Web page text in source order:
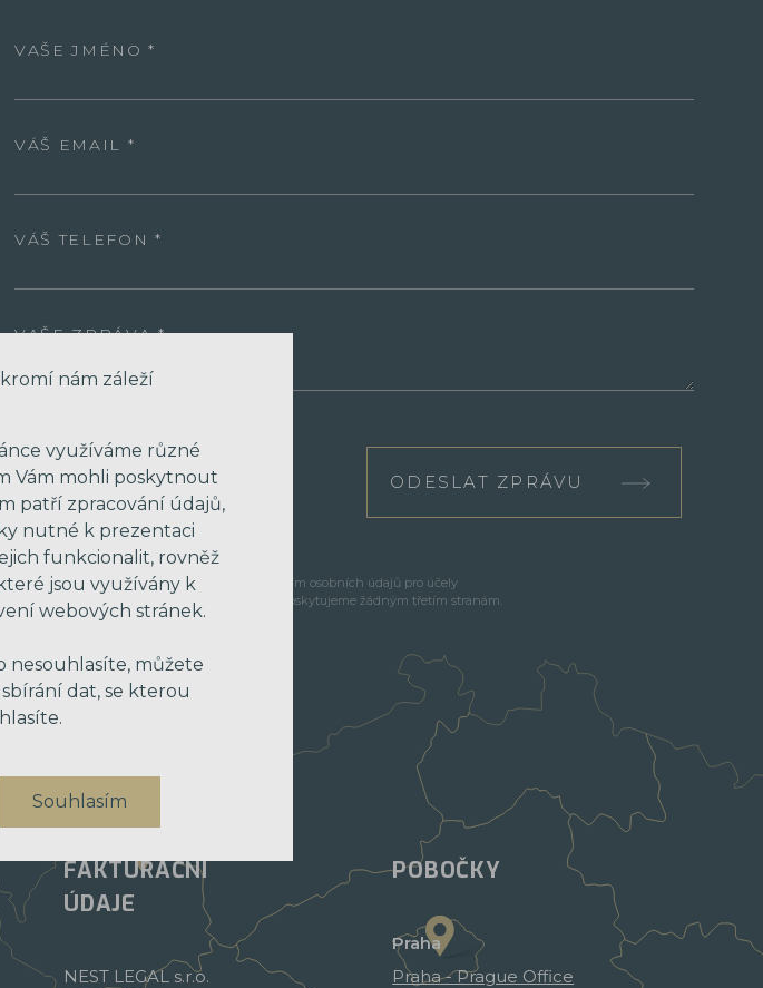
VAŠE JMÉNO
VÁŠ EMAIL
VÁŠ TELEFON
VAŠE ZPRÁVA
ODESLAT ZPRÁVU
* Odesláním formuláře souhlasím se zpracováním osobních údajů pro účely
obchodní nabídky. Vaše osobní údaje dále neposkytujeme žádným třetím stranám.
FAKTURAČNÍ
ÚDAJE
NEST LEGAL s.r.o.
POBOČKY
Praha
Praha - Prague Office
nám záleží
využíváme různé
Vám mohli poskytnout
patří zpracování údajů,
nutné k prezentaci
funkcionalit, rovněž
jsou využívány k
webových stránek.
nesouhlasíte, můžete
dat, se kterou
Souhlasím